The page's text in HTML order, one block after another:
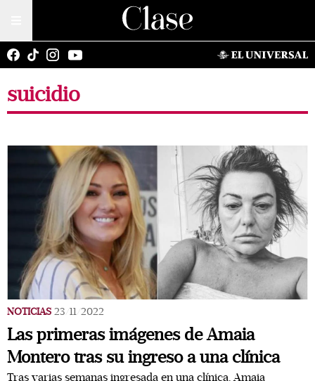
suicidio
NOTICIAS 23/11/2022
Las primeras imágenes de Amaia
Montero tras su ingreso a una clínica
Tras varias semanas ingresada en una clínica, Amaia